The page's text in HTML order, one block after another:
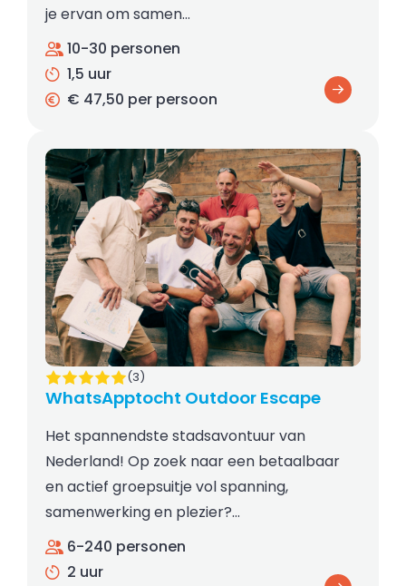
je ervan om samen…
10-30 personen
1,5 uur
€ 47,50 per persoon
WhatsApptocht Outdoor Escape
(3)
Het spannendste stadsavontuur van
Nederland! Op zoek naar een betaalbaar
en actief groepsuitje vol spanning,
samenwerking en plezier?…
6-240 personen
2 uur